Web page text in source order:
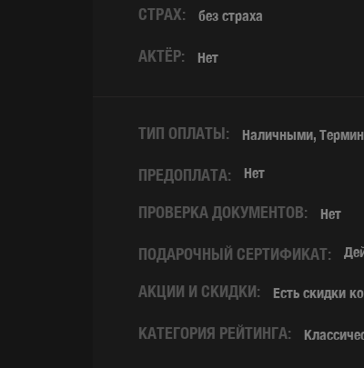
СТРАХ: без страха
АКТЁР: Нет
ТИП ОПЛАТЫ: Наличными,
ПРЕДОПЛАТА: Нет
ПРОВЕРКА ДОКУМЕНТОВ: Нет
ПОДАРОЧНЫЙ СЕРТИФИКАТ:
АКЦИИ И СКИДКИ: Есть скидки
КАТЕГОРИЯ РЕЙТИНГА: